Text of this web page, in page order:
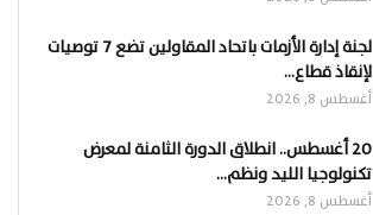
لجنة إدارة الأزمات باتحاد المقاولين تضع 7 توصيات
لإنقاذ قطاع…
أغسطس 8, 2026
20 أغسطس.. انطلاق الدورة الثامنة لمعرض
تكنولوجيا الليد ونظم…
أغسطس 8, 2026